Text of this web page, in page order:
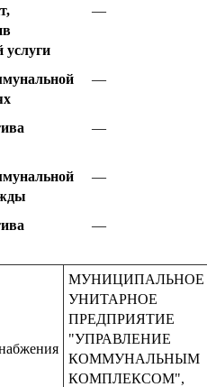
услуги
—
—
—
—
—
МУНИЦИПАЛЬНОЕ
УНИТАРНОЕ
ПРЕДПРИЯТИЕ
"УПРАВЛЕНИЕ
КОММУНАЛЬНЫМ
КОМПЛЕКСОМ",